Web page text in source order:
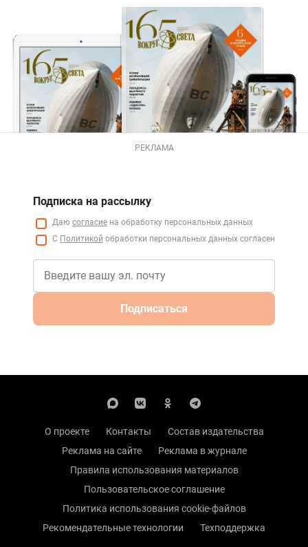
РЕКЛАМА
Подписка на рассылку
Даю согласие на обработку персональных данных
С Политикой обработки персональных данных согласен
Подписаться
О проекте Контакты
Состав издательства
Реклама на сайте
Реклама в журнале
Правила использования материалов
Пользовательское соглашение
Политика использования cookie-файлов
Рекомендательные технологии
Техподдержка